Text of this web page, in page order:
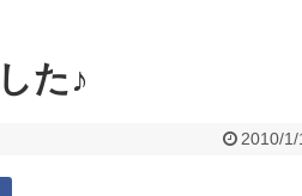
た♪
2010/1/